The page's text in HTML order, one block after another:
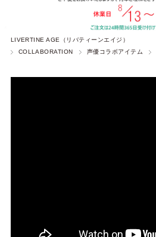
LIVERTINE AGE（リバティーンエイジ）
COLLABORATION
声優コラボアイテム